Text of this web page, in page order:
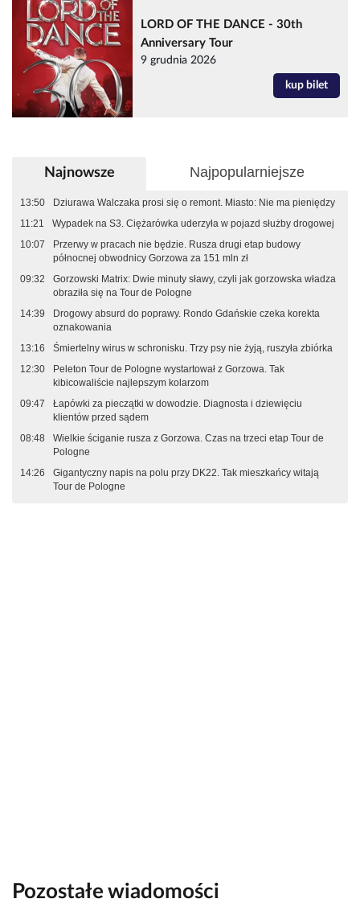
LORD OF THE DANCE - 30th
Anniversary Tour
9 grudnia 2026
kup bilet
Najnowsze Najpopularniejsze
13:50
Dziurawa Walczaka prosi się o remont. Miasto: Nie ma pieniędzy
11:21
Wypadek na S3. Ciężarówka uderzyła w pojazd służby drogowej
10:07
Przerwy w pracach nie będzie. Rusza drugi etap budowy
północnej obwodnicy Gorzowa za 151 mln zł
09:32
Gorzowski Matrix: Dwie minuty sławy, czyli jak gorzowska władza
obraziła się na Tour de Pologne
14:39
Drogowy absurd do poprawy. Rondo Gdańskie czeka korekta
oznakowania
13:16
Śmiertelny wirus w schronisku. Trzy psy nie żyją, ruszyła zbiórka
12:30
Peleton Tour de Pologne wystartował z Gorzowa. Tak
kibicowaliście najlepszym kolarzom
09:47
Łapówki za pieczątki w dowodzie. Diagnosta i dziewięciu
klientów przed sądem
08:48
Wielkie ściganie rusza z Gorzowa. Czas na trzeci etap Tour de
Pologne
14:26
Gigantyczny napis na polu przy DK22. Tak mieszkańcy witają
Tour de Pologne
Pozostałe wiadomości